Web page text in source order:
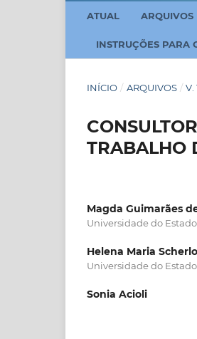
ATUAL ARQUIVOS
INSTRUÇÕES PARA
INÍCIO / ARQUIVOS / V.
TRABALHO
Magda Guimarães
Universidade do
Helena Maria
Universidade do
Sonia Acioli